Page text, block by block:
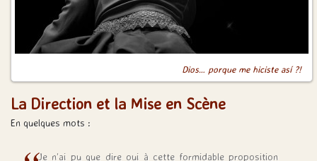
Dios… porque me hiciste así ?!
La Direction et la Mise en Scène
En quelques mots :
Je n’ai pu que dire oui à cette formidable proposition